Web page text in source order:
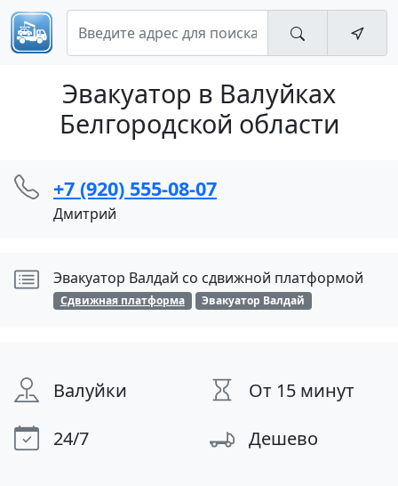
Эвакуатор в Валуйках
Белгородской области
+7 (920) 555-08-07
Дмитрий
Эвакуатор Валдай со сдвижной платформой
Сдвижная платформа Эвакуатор Валдай
Валуйки
От 15 минут
24/7
Дешево